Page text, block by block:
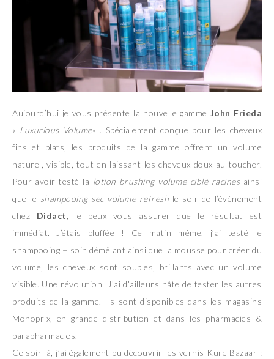
Aujourd’hui je vous présente la nouvelle gamme John Frieda
« Luxurious Volume« . Spécialement conçue pour les cheveux
fins et plats, les produits de la gamme offrent un volume
naturel, visible, tout en laissant les cheveux doux au toucher.
Pour avoir testé la lotion brushing volume ciblé racinesainsi
que le shampooing sec volume refresh le soir de l’évènement
chez Didact , je peux vous assurer que le résultat est
immédiat. J’étais bluffée ! Ce matin même, j’ai testé le
shampooing + soin démêlant ainsi que la mousse pour créer du
volume, les cheveux sont souples, brillants avec un volume
visible. Une révolution J’ai d’ailleurs hâte de tester les autres
produits de la gamme. Ils sont disponibles dans les magasins
Monoprix, en grande distribution et dans les pharmacies &
parapharmacies.
Ce soir là, j’ai également pu découvrir les vernis Kure Bazaar :